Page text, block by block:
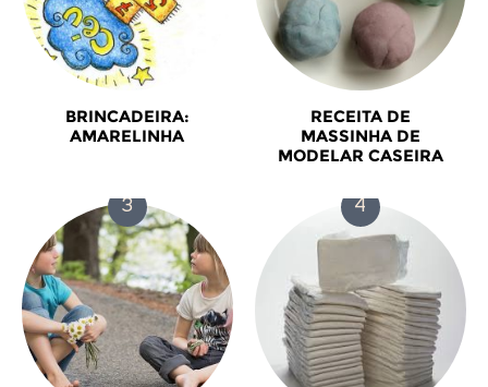
BRINCADEIRA:
AMARELINHA
RECEITA DE
MASSINHA DE
MODELAR CASEIRA